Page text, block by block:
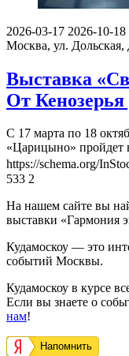
2026-03-17 2026-10-18
Москва, ул. Дольская,
Выставка
От
С 17 марта по 18
«Царицыно» пройдет
https://schema.org/
533 2
На нашем сайте вы
выставки «Гармония
Кудамоскоу — это
событий Москвы.
Кудамоскоу в курсе
Если вы знаете о
нам!
Напомнить